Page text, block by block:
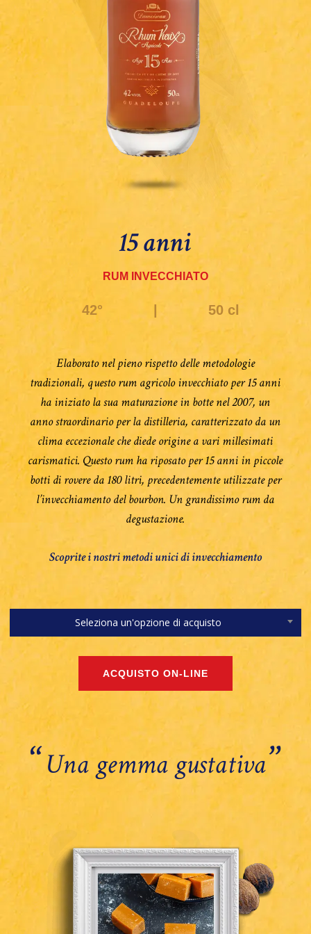
15 anni
RUM INVECCHIATO
42° 50 cl
Elaborato nel pieno rispetto delle metodologie
tradizionali, questo rum agricolo invecchiato per 15 anni
ha iniziato la sua maturazione in botte nel 2007, un
anno straordinario per la distilleria, caratterizzato da un
clima eccezionale che diede origine a vari millesimati
carismatici. Questo rum ha riposato per 15 anni in piccole
botti di rovere da 180 litri, precedentemente utilizzate per
l’invecchiamento del bourbon. Un grandissimo rum da
degustazione.
Scoprite i nostri metodi unici di invecchiamento
Seleziona un'opzione di acquisto
‘‘Una gemma gustativa’’